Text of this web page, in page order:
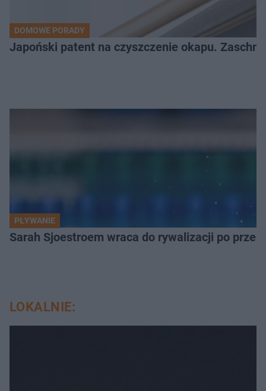
DOMOWE PORADY
Japoński patent na czyszczenie okapu.
PŁYWANIE
Sarah Sjoestroem wraca do rywalizacji po
LOKALNIE: